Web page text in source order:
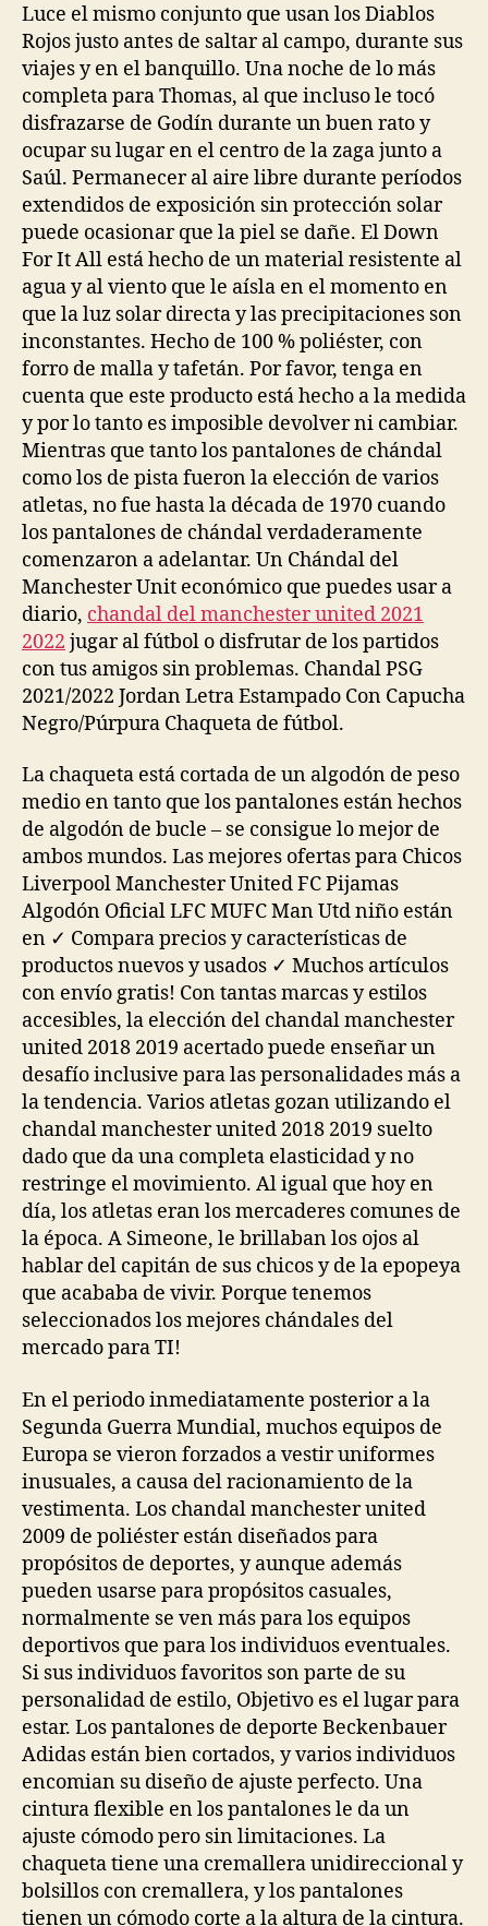
Luce el mismo conjunto que usan los Diablos
Rojos justo antes de saltar al campo, durante sus
viajes y en el banquillo. Una noche de lo más
completa para Thomas, al que incluso le tocó
disfrazarse de Godín durante un buen rato y
ocupar su lugar en el centro de la zaga junto a
Saúl. Permanecer al aire libre durante períodos
extendidos de exposición sin protección solar
puede ocasionar que la piel se dañe. El Down
For It All está hecho de un material resistente al
agua y al viento que le aísla en el momento en
que la luz solar directa y las precipitaciones son
inconstantes. Hecho de 100 % poliéster, con
forro de malla y tafetán. Por favor, tenga en
cuenta que este producto está hecho a la medida
y por lo tanto es imposible devolver ni cambiar.
Mientras que tanto los pantalones de chándal
como los de pista fueron la elección de varios
atletas, no fue hasta la década de 1970 cuando
los pantalones de chándal verdaderamente
comenzaron a adelantar. Un Chándal del
Manchester Unit económico que puedes usar a
diario, chandal del manchester united 2021
2022 jugar al fútbol o disfrutar de los partidos
con tus amigos sin problemas. Chandal PSG
2021/2022 Jordan Letra Estampado Con Capucha
Negro/Púrpura Chaqueta de fútbol.
La chaqueta está cortada de un algodón de peso
medio en tanto que los pantalones están hechos
de algodón de bucle – se consigue lo mejor de
ambos mundos. Las mejores ofertas para Chicos
Liverpool Manchester United FC Pijamas
Algodón Oficial LFC MUFC Man Utd niño están
en ✓ Compara precios y características de
productos nuevos y usados ✓ Muchos artículos
con envío gratis! Con tantas marcas y estilos
accesibles, la elección del chandal manchester
united 2018 2019 acertado puede enseñar un
desafío inclusive para las personalidades más a
la tendencia. Varios atletas gozan utilizando el
chandal manchester united 2018 2019 suelto
dado que da una completa elasticidad y no
restringe el movimiento. Al igual que hoy en
día, los atletas eran los mercaderes comunes de
la época. A Simeone, le brillaban los ojos al
hablar del capitán de sus chicos y de la epopeya
que acababa de vivir. Porque tenemos
seleccionados los mejores chándales del
mercado para TI!
En el periodo inmediatamente posterior a la
Segunda Guerra Mundial, muchos equipos de
Europa se vieron forzados a vestir uniformes
inusuales, a causa del racionamiento de la
vestimenta. Los chandal manchester united
2009 de poliéster están diseñados para
propósitos de deportes, y aunque además
pueden usarse para propósitos casuales,
normalmente se ven más para los equipos
deportivos que para los individuos eventuales.
Si sus individuos favoritos son parte de su
personalidad de estilo, Objetivo es el lugar para
estar. Los pantalones de deporte Beckenbauer
Adidas están bien cortados, y varios individuos
encomian su diseño de ajuste perfecto. Una
cintura flexible en los pantalones le da un
ajuste cómodo pero sin limitaciones. La
chaqueta tiene una cremallera unidireccional y
bolsillos con cremallera, y los pantalones
tienen un cómodo corte a la altura de la cintura.